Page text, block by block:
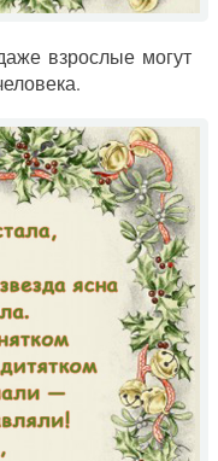
взрослые могут